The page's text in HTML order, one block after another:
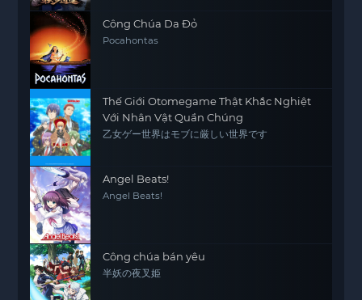
Công Chúa Da Đỏ
Pocahontas
Thế Giới Otomegame Thật Khắc Nghiệt
Với Nhân Vật Quần Chúng
乙女ゲー世界はモブに厳しい世界です
Angel Beats!
Angel Beats!
Công chúa bán yêu
半妖の夜叉姫